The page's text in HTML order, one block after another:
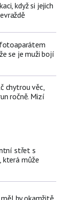
když si jejich
fotoaparátem
se je muži bojí
chytrou věc,
ročně. Mizí
střet s
která může